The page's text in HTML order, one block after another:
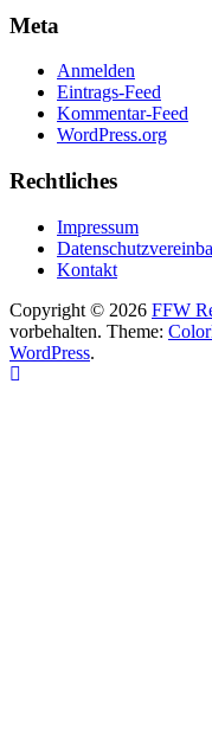
Meta
Anmelden
Eintrags-Feed
Kommentar-Feed
WordPress.org
Rechtliches
Impressum
Kontakt
Copyright © 2026 FFW
vorbehalten. Theme:
WordPress.